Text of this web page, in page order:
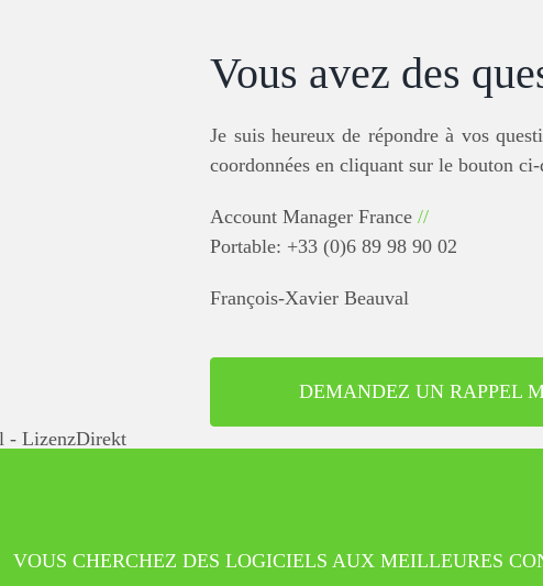
Vous avez des
Je suis heureux de répondre à vos
coordonnées en cliquant sur le bouton ci-
Account Manager France//
Portable: +33 (0)6 89 98 90 02
François-Xavier Beauval
DEMANDEZ UN RAPPEL
VOUS CHERCHEZ DES LOGICIELS AUX MEILLEURES